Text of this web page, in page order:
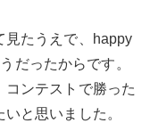
たうえで、happy
だったからです。
コンテストで勝った
と思いました。